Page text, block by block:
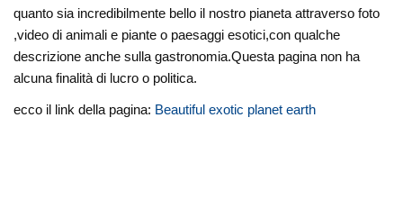
quanto sia incredibilmente bello il nostro pianeta attraverso foto
,video di animali e piante o paesaggi esotici,con qualche
descrizione anche sulla gastronomia.Questa pagina non ha
alcuna finalità di lucro o politica.
ecco il link della pagina: Beautiful exotic planet earth